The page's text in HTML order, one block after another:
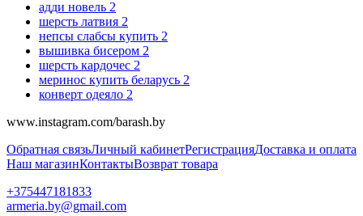
адди новель 2
шерсть латвия 2
непсы слабсы купить 2
вышивка бисером 2
шерсть кардочес 2
меринос купить беларусь 2
конверт одеяло 2
www.instagram.com/barash.by
Обратная связьЛичный кабинетРегистрацияДоставка и оплата
Наш магазинКонтактыВозврат товара
+375447181833
armeria.by@gmail.com